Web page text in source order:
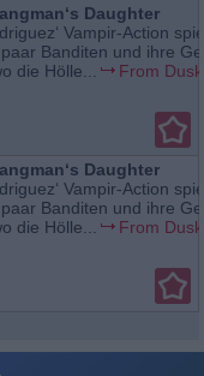
Daughter
Vampir-Action
Banditen und ihre
die Hölle...
From
Daughter
Vampir-Action
Banditen und ihre
die Hölle...
From